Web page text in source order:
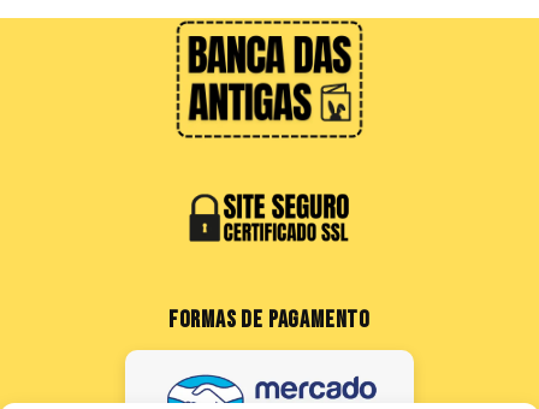
FORMAS DE PAGAMENTO